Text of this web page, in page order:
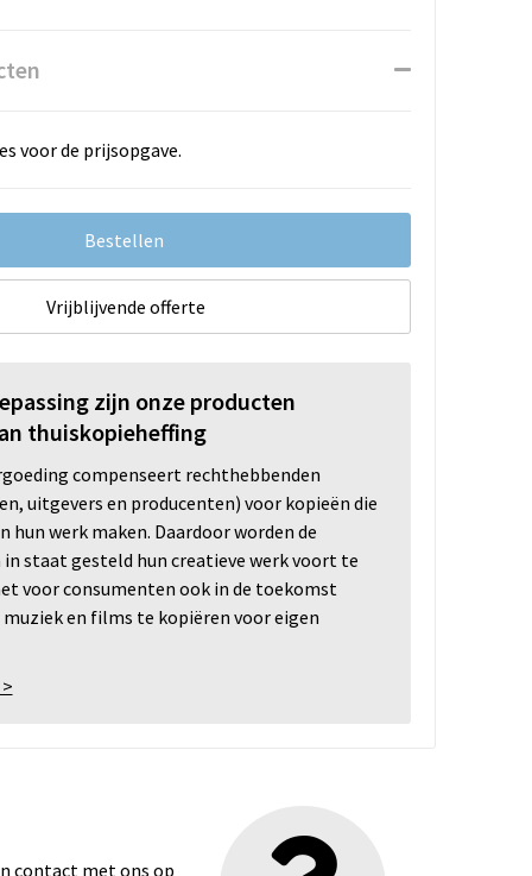
voor de prijsopgave.
Bestellen
Vrijblijvende offerte
zijn onze producten
thuiskopieheffing
compenseert rechthebbenden
uitgevers en producenten) voor kopieën die
hun werk maken. Daardoor worden de
staat gesteld hun creatieve werk voort te
voor consumenten ook in de toekomst
en films te kopiëren voor eigen
contact met ons op